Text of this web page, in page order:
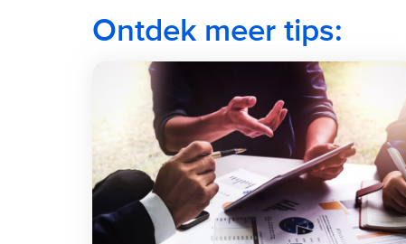
Ontdek meer tips: